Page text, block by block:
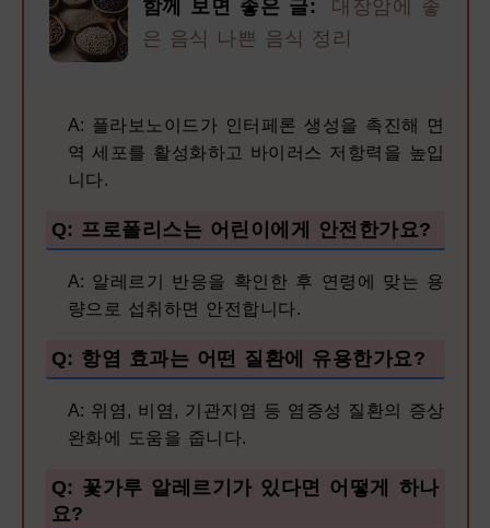
함께 보면 좋은 글:
대장암에 좋
은 음식 나쁜 음식 정리
A: 플라보노이드가 인터페론 생성을 촉진해 면
역 세포를 활성화하고 바이러스 저항력을 높입
니다.
Q: 프로폴리스는 어린이에게 안전한가요?
A: 알레르기 반응을 확인한 후 연령에 맞는 용
량으로 섭취하면 안전합니다.
Q: 항염 효과는 어떤 질환에 유용한가요?
A: 위염, 비염, 기관지염 등 염증성 질환의 증상
완화에 도움을 줍니다.
Q: 꽃가루 알레르기가 있다면 어떻게 하나
요?